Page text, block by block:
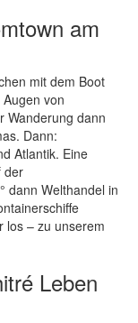
am
mit dem Boot
von
Wanderung dann
Dann:
Atlantik. Eine
der
dann Welthandel in
los – zu unserem
Leben